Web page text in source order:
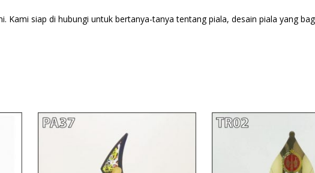
Kami siap di hubungi untuk bertanya-tanya tentang piala, desain piala yang